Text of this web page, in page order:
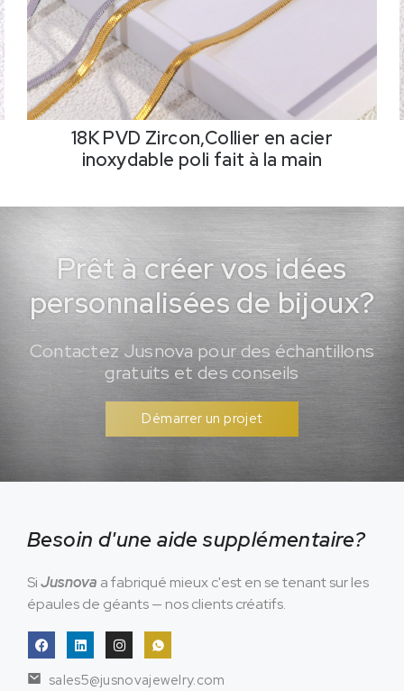
18K PVD Zircon,Collier en acier
inoxydable poli fait à la main
Prêt à créer vos idées
personnalisées de bijoux?
Contactez Jusnova pour des échantillons
gratuits et des conseils
Démarrer un projet
Besoin d'une aide supplémentaire?
SiJusnova a fabriqué mieux c'est en se tenant sur les
épaules de géants — nos clients créatifs.
sales5@jusnovajewelry.com